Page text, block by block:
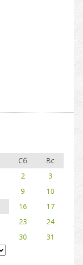
Сб
Вс
2
3
9
10
16
17
23
24
30 31